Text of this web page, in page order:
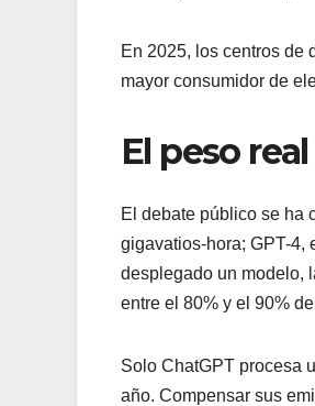
En 2025, los centros de
mayor consumidor de
El peso
El debate público se ha
gigavatios-hora; GPT-4,
desplegado un modelo,
entre el 80% y el 90%
Solo ChatGPT procesa
año. Compensar sus